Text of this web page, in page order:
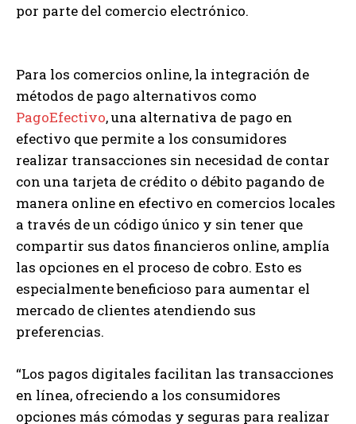
por parte del comercio electrónico.
Para los comercios online, la integración de
métodos de pago alternativos como
PagoEfectivo, una alternativa de pago en
efectivo que permite a los consumidores
realizar transacciones sin necesidad de contar
con una tarjeta de crédito o débito pagando de
manera online en efectivo en comercios locales
a través de un código único y sin tener que
compartir sus datos financieros online, amplía
las opciones en el proceso de cobro. Esto es
especialmente beneficioso para aumentar el
mercado de clientes atendiendo sus
preferencias.
“Los pagos digitales facilitan las transacciones
en línea, ofreciendo a los consumidores
opciones más cómodas y seguras para realizar